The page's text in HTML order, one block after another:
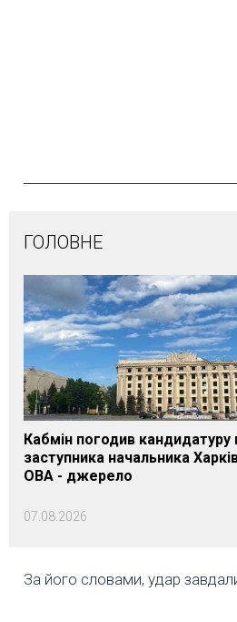
ГОЛОВНЕ
Кабмін погодив кандидатуру
заступника начальника
ОВА - джерело
07.08.2026
За його словами, удар